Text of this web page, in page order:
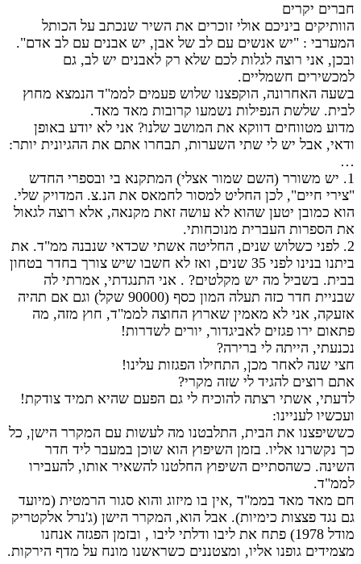
חברים יקרים
הוותיקים ביניכם אולי זוכרים את השיר שנכתב על הכותל
המערבי : "יש אנשים עם לב של אבן, יש אבנים עם לב אדם".
ובכן, אני רוצה לגלות לכם שלא רק לאבנים יש לב, גם
למכשירים חשמליים.
בשעה האחרונה, הוקפצנו שלוש פעמים לממ"ד הנמצא מחוץ
לבית. שלשת הנפילות נשמעו קרובות מאד מאד.
מדוע מטווחים דווקא את המושב שלנו? אני לא יודע באופן
ודאי, אבל יש לי שתי השערות, תבחרו אתם את ההגיונית יותר:
…
1. יש משורר (השם שמור אצלי) המתקנא בי ובספרי החדש
"צירי חיים", לכן החליט למסור לחמאס את הנ.צ. המדויק שלי.
הוא כמובן יטען שהוא לא עושה זאת מקנאה, אלא רוצה לגאול
את הספרות העברית מנוכחותי.
2. לפני כשלוש שנים, החליטה אשתי שכדאי שנבנה ממ"ד. את
ביתנו בנינו לפני 35 שנים, ואז לא חשבו שיש צורך בחדר בטחון
בבית. בשביל מה יש מקלטים? . אני התנגדתי, אמרתי לה
שבניית חדר כזה תעלה המון כסף (90000 שקל) וגם אם תהיה
אזעקה, אני לא מאמין שארוץ החוצה לממ"ד, חוץ מזה, מה
פתאום ירו פגזים לאביגדור, יורים לשדרות!
נכנעתי, הייתה לי ברירה?
חצי שנה לאחר מכן, התחילו הפגזות עלינו!
אתם רוצים להגיד לי שזה מקרי?
לדעתי, אשתי רצתה להוכיח לי גם הפעם שהיא תמיד צודקת!
ועכשיו לעניינו:
כששיפצנו את הבית, התלבטנו מה לעשות עם המקרר הישן, כל
כך נקשרנו אליו. בזמן השיפוץ הוא שוכן במעבר ליד חדר
השינה. כשהסתיים השיפוץ החלטנו להשאיר אותו, להעבירו
לממ"ד.
חם מאד מאד בממ"ד ,אין בו מיזוג והוא סגור הרמטית (מיועד
גם נגד פצצות כימיות). אבל הוא, המקרר הישן (ג'נרל אלקטריק
מודל 1978) פתח את ליבו ודלתי ליבו , ובזמן הפגזה אנחנו
מצמידים גופנו אליו, ומצטננים כשראשנו מונח על מדף הירקות.